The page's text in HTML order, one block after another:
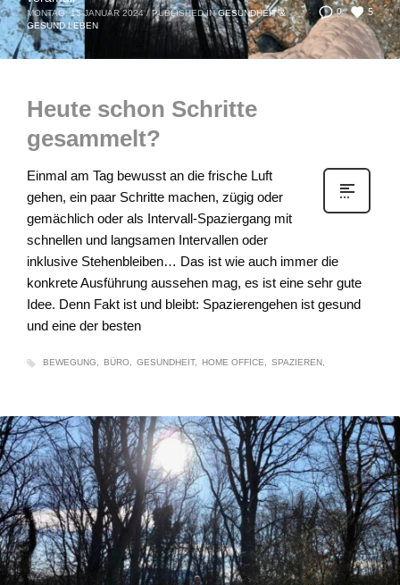
0 5
MONTAG, 15 JANUAR 2024 / PUBLISHED IN GESUNDHEIT &
GESUND LEBEN
Heute schon Schritte
gesammelt?
Einmal am Tag bewusst an die frische Luft
gehen, ein paar Schritte machen, zügig oder
gemächlich oder als Intervall-Spaziergang mit
schnellen und langsamen Intervallen oder
inklusive Stehenbleiben… Das ist wie auch immer die
konkrete Ausführung aussehen mag, es ist eine sehr gute
Idee. Denn Fakt ist und bleibt: Spazierengehen ist gesund
und eine der besten
BEWEGUNG BÜRO GESUNDHEIT HOME OFFICE SPAZIEREN